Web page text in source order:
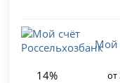
Мой
14% от